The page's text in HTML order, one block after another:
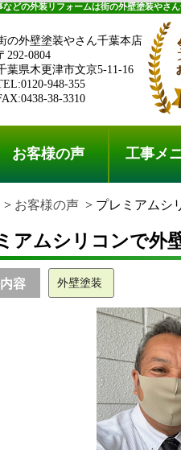
どの外装リフォームは街の外壁塗装やさん
の外壁塗装やさん千葉本店
292-0804
葉県木更津市文京5-11-16
948-355
38-3310
お客様の声 工事メ
お客様の声 プレミアムシ
アムシリコンで外
容 外壁塗装